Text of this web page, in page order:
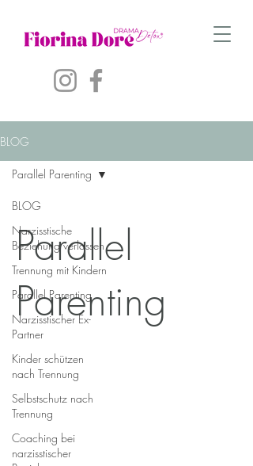
BLOG
BLOG
Narzisstische
Beziehung verlassen
Trennung mit Kindern
Parallel Parenting
Narzisstischer Ex-
Partner
Kinder schützen
nach Trennung
Selbstschutz nach
Trennung
Coaching bei
narzisstischer
Parallel Parenting
Parallel
Parenting